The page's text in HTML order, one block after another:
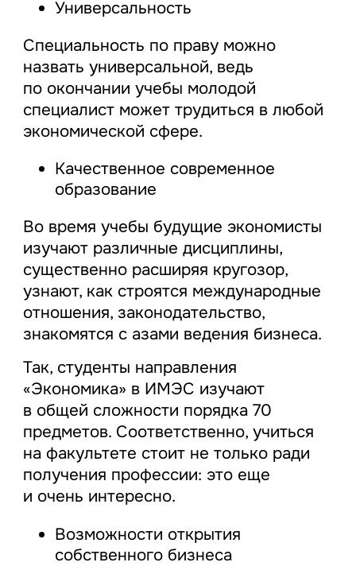
Универсальность
Специальность по праву можно
назвать универсальной, ведь
по окончании учебы молодой
специалист может трудиться в любой
экономической сфере.
Качественное современное
образование
Во время учебы будущие экономисты
изучают различные дисциплины,
существенно расширяя кругозор,
узнают, как строятся международные
отношения, законодательство,
знакомятся с азами ведения бизнеса.
Так, студенты направления
«Экономика» в ИМЭС изучают
в общей сложности порядка 70
предметов. Соответственно, учиться
на факультете стоит не только ради
получения профессии: это еще
и очень интересно.
Возможности открытия
собственного бизнеса